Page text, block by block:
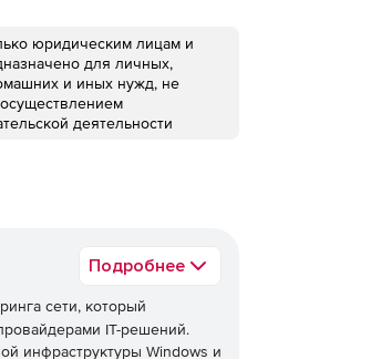
юридическим лицам и
для личных,
и иных нужд, не
деятельности
Подробнее
сети, который
IТ-решений.
инфраструктуры Windows и